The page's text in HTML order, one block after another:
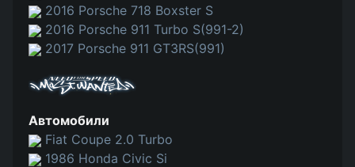
2016 Porsche 718 Boxster S
2016 Porsche 911 Turbo S(991-2)
2017 Porsche 911 GT3RS(991)
Автомобили
Fiat Coupe 2.0 Turbo
1986 Honda Civic Si